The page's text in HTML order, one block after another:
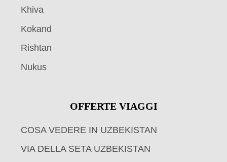
Khiva
Kokand
Rishtan
Nukus
OFFERTE VIAGGI
COSA VEDERE IN UZBEKISTAN
VIA DELLA SETA UZBEKISTAN